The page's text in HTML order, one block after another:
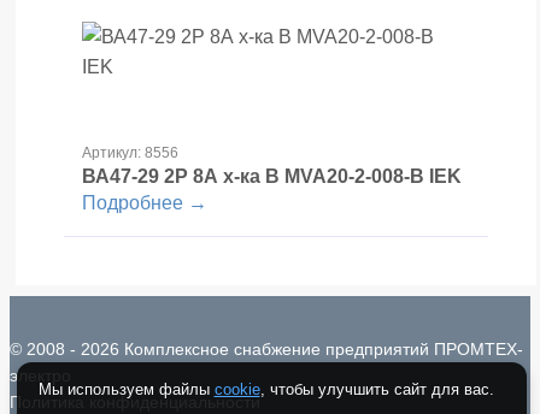
Артикул: 8556
ВА47-29 2Р 8А х-ка В MVA20-2-008-B IEK
Подробнее →
© 2008 - 2026 Комплексное снабжение предприятий ПРОМТЕХ-
электро
Политика конфиденциальности
Мы используем файлы cookie, чтобы улучшить сайт для вас.